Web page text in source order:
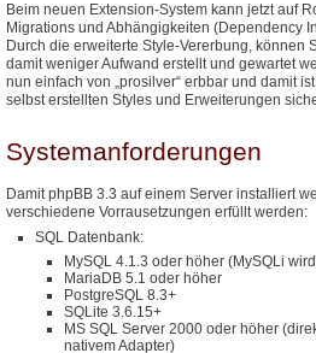
Beim neuen Extension-System kann jetzt auf
Migrations und Abhängigkeiten (Dependency
Durch die erweiterte Style-Vererbung, können
damit weniger Aufwand erstellt und gewartet
nun einfach von „prosilver“ erbbar und damit
selbst erstellten Styles und Erweiterungen
Systemanforderungen
Damit phpBB 3.3 auf einem Server installiert
verschiedene Vorrausetzungen erfüllt werden:
SQL Datenbank:
MySQL 4.1.3 oder höher (MySQLi
MariaDB 5.1 oder höher
PostgreSQL 8.3+
SQLite 3.6.15+
MS SQL Server 2000 oder höher
nativem Adapter)